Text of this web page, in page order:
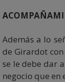
Además a lo
de Girardot
se le debe dar
negocio que en